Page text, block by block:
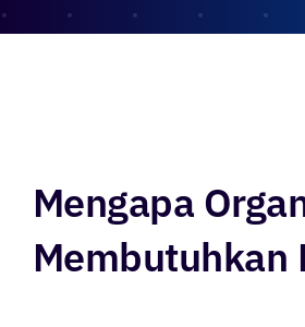
Mengapa
Membutuhkan